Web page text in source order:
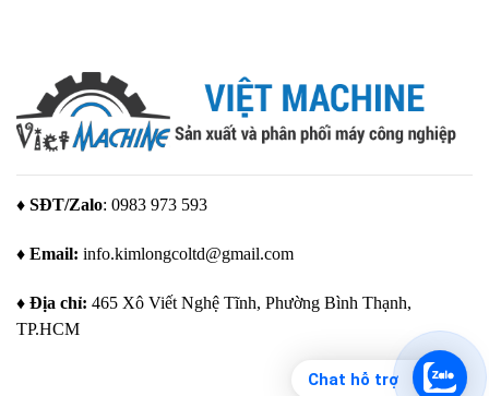
♦ SĐT/Zalo: 0983 973 593
♦ Email: info.kimlongcoltd@gmail.com
♦ Địa chỉ: 465 Xô Viết Nghệ Tĩnh, Phường Bình Thạnh,
TP.HCM
Chat hỗ trợ